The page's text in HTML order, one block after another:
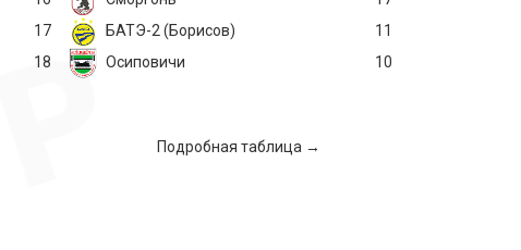
17
БАТЭ-2 (Борисов)
11
18
Осиповичи 10
Подробная таблица →